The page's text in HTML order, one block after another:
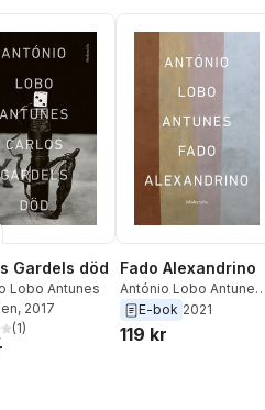
Gardels död
Lobo Antunes
, 2017
5 stjärnor. Totalt antal röster:
(1)
Fado Alexandrino
António Lobo Antunes
Gunnar Nirstedt
E-bok 2021
119 kr